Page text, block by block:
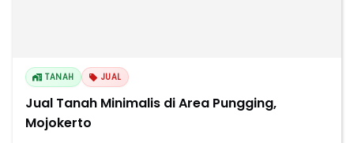
TANAH JUAL
Jual Tanah Minimalis di Area Pungging,
Mojokerto